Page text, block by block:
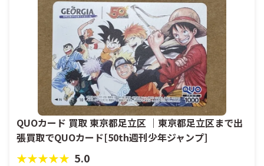
QUOカード 買取 東京都足立区 ｜東京都足立区まで出
張買取でQUOカード[50th週刊少年ジャンプ]
★★★★★ 5.0